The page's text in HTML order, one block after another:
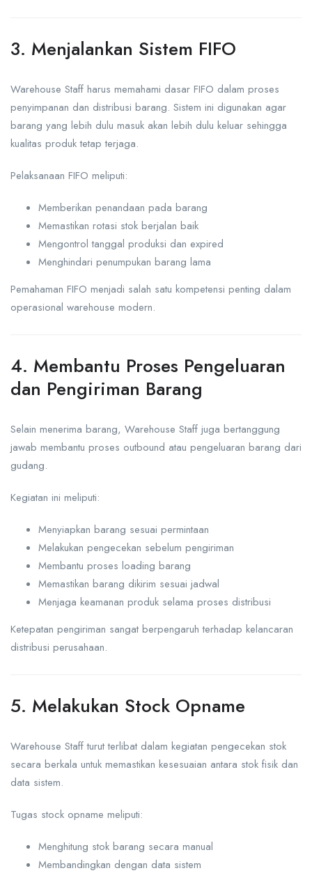
3. Menjalankan Sistem FIFO
Warehouse Staff harus memahami dasar FIFO dalam proses
penyimpanan dan distribusi barang. Sistem ini digunakan agar
barang yang lebih dulu masuk akan lebih dulu keluar sehingga
kualitas produk tetap terjaga.
Pelaksanaan FIFO meliputi:
Memberikan penandaan pada barang
Memastikan rotasi stok berjalan baik
Mengontrol tanggal produksi dan expired
Menghindari penumpukan barang lama
Pemahaman FIFO menjadi salah satu kompetensi penting dalam
operasional warehouse modern.
4. Membantu Proses Pengeluaran
dan Pengiriman Barang
Selain menerima barang, Warehouse Staff juga bertanggung
jawab membantu proses outbound atau pengeluaran barang dari
gudang.
Kegiatan ini meliputi:
Menyiapkan barang sesuai permintaan
Melakukan pengecekan sebelum pengiriman
Membantu proses loading barang
Memastikan barang dikirim sesuai jadwal
Menjaga keamanan produk selama proses distribusi
Ketepatan pengiriman sangat berpengaruh terhadap kelancaran
distribusi perusahaan.
5. Melakukan Stock Opname
Warehouse Staff turut terlibat dalam kegiatan pengecekan stok
secara berkala untuk memastikan kesesuaian antara stok fisik dan
data sistem.
Tugas stock opname meliputi:
Menghitung stok barang secara manual
Membandingkan dengan data sistem